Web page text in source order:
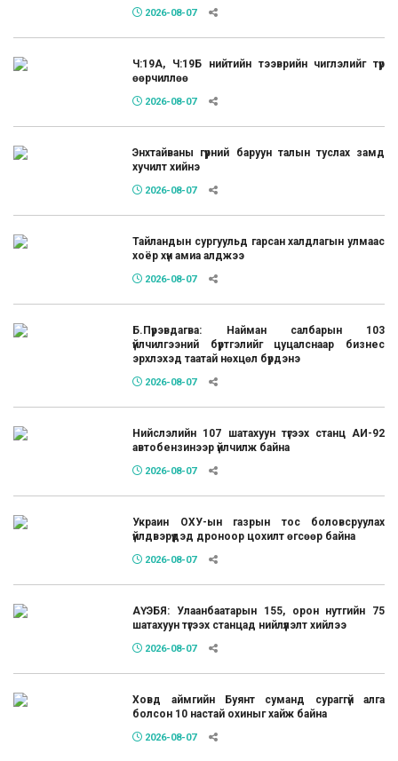
2026-08-07
Ч:19А, Ч:19Б нийтийн тээврийн чиглэлийг түр
өөрчиллөө
2026-08-07
Энхтайваны гүүрний баруун талын туслах замд
хучилт хийнэ
2026-08-07
Тайландын сургуульд гарсан халдлагын улмаас
хоёр хүн амиа алджээ
2026-08-07
Б.Пүрэвдагва: Найман салбарын 103
үйлчилгээний бүртгэлийг цуцалснаар бизнес
эрхлэхэд таатай нөхцөл бүрдэнэ
2026-08-07
Нийслэлийн 107 шатахуун түгээх станц АИ-92
автобензинээр үйлчилж байна
2026-08-07
Украин ОХУ-ын газрын тос боловсруулах
үйлдвэрүүдэд дроноор цохилт өгсөөр байна
2026-08-07
АҮЭБЯ: Улаанбаатарын 155, орон нутгийн 75
шатахуун түгээх станцад нийлүүлэлт хийлээ
2026-08-07
Ховд аймгийн Буянт суманд сураггүй алга
болсон 10 настай охиныг хайж байна
2026-08-07